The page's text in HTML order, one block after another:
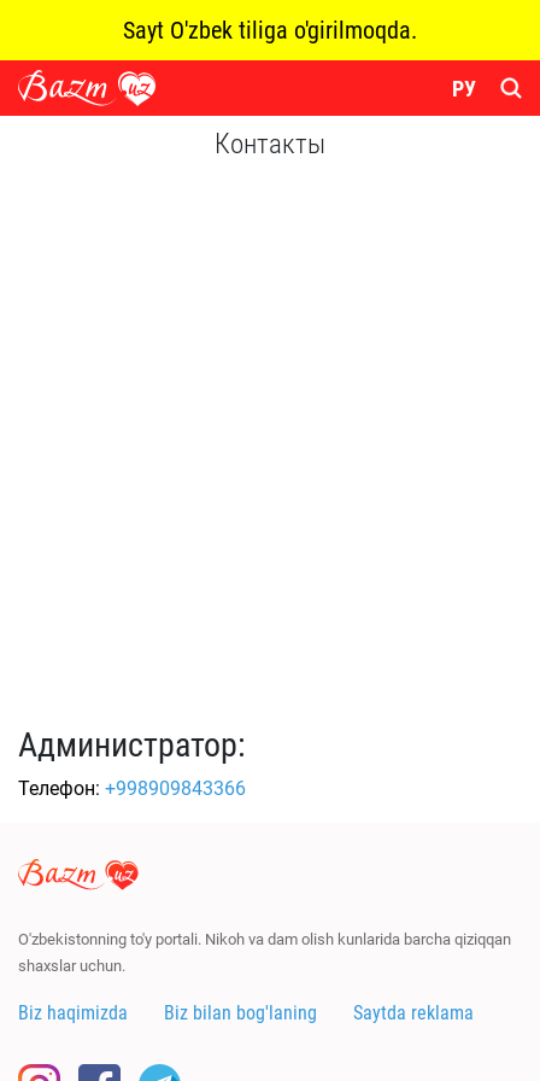
Sayt O'zbek tiliga o'girilmoqda.
РУ
Контакты
Администратор:
Телефон: +998909843366
O'zbekistonning to'y portali. Nikoh va dam olish kunlarida barcha qiziqqan
shaxslar uchun.
Biz haqimizda Biz bilan bog'laning Saytda reklama